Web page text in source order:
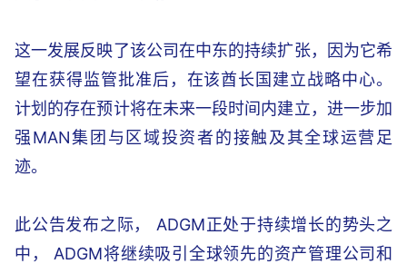
这一发展反映了该公司在中东的持续扩张，因为它希
望在获得监管批准后，在该酋长国建立战略中心。
计划的存在预计将在未来一段时间内建立，进一步加
强MAN集团与区域投资者的接触及其全球运营足
迹。
此公告发布之际， ADGM正处于持续增长的势头之
中， ADGM将继续吸引全球领先的资产管理公司和